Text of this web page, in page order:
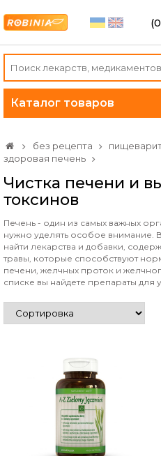
Каталог товаров
без рецепта
здоровая печень
Чистка печени и
токсинов
Печень - один из самых важных
нужно уделять особое внимание.
найти лекарства и добавки,
травы, которые способствуют
печени, желчных проток и
списке вы найдете препараты для